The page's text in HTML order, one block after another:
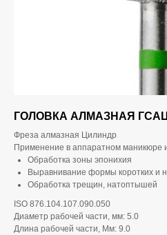
ГОЛОВКА АЛМАЗНАЯ
Фреза алмазная Цилиндр
Применение в аппаратном маникюре
Обработка зоны эпонихия
Выравнивание формы коротких и
Обработка трещин, натоптышей
ISO 876.104.107.090.050
Диаметр рабочей части, мм: 5.0
Длина рабочей части, Мм: 9.0